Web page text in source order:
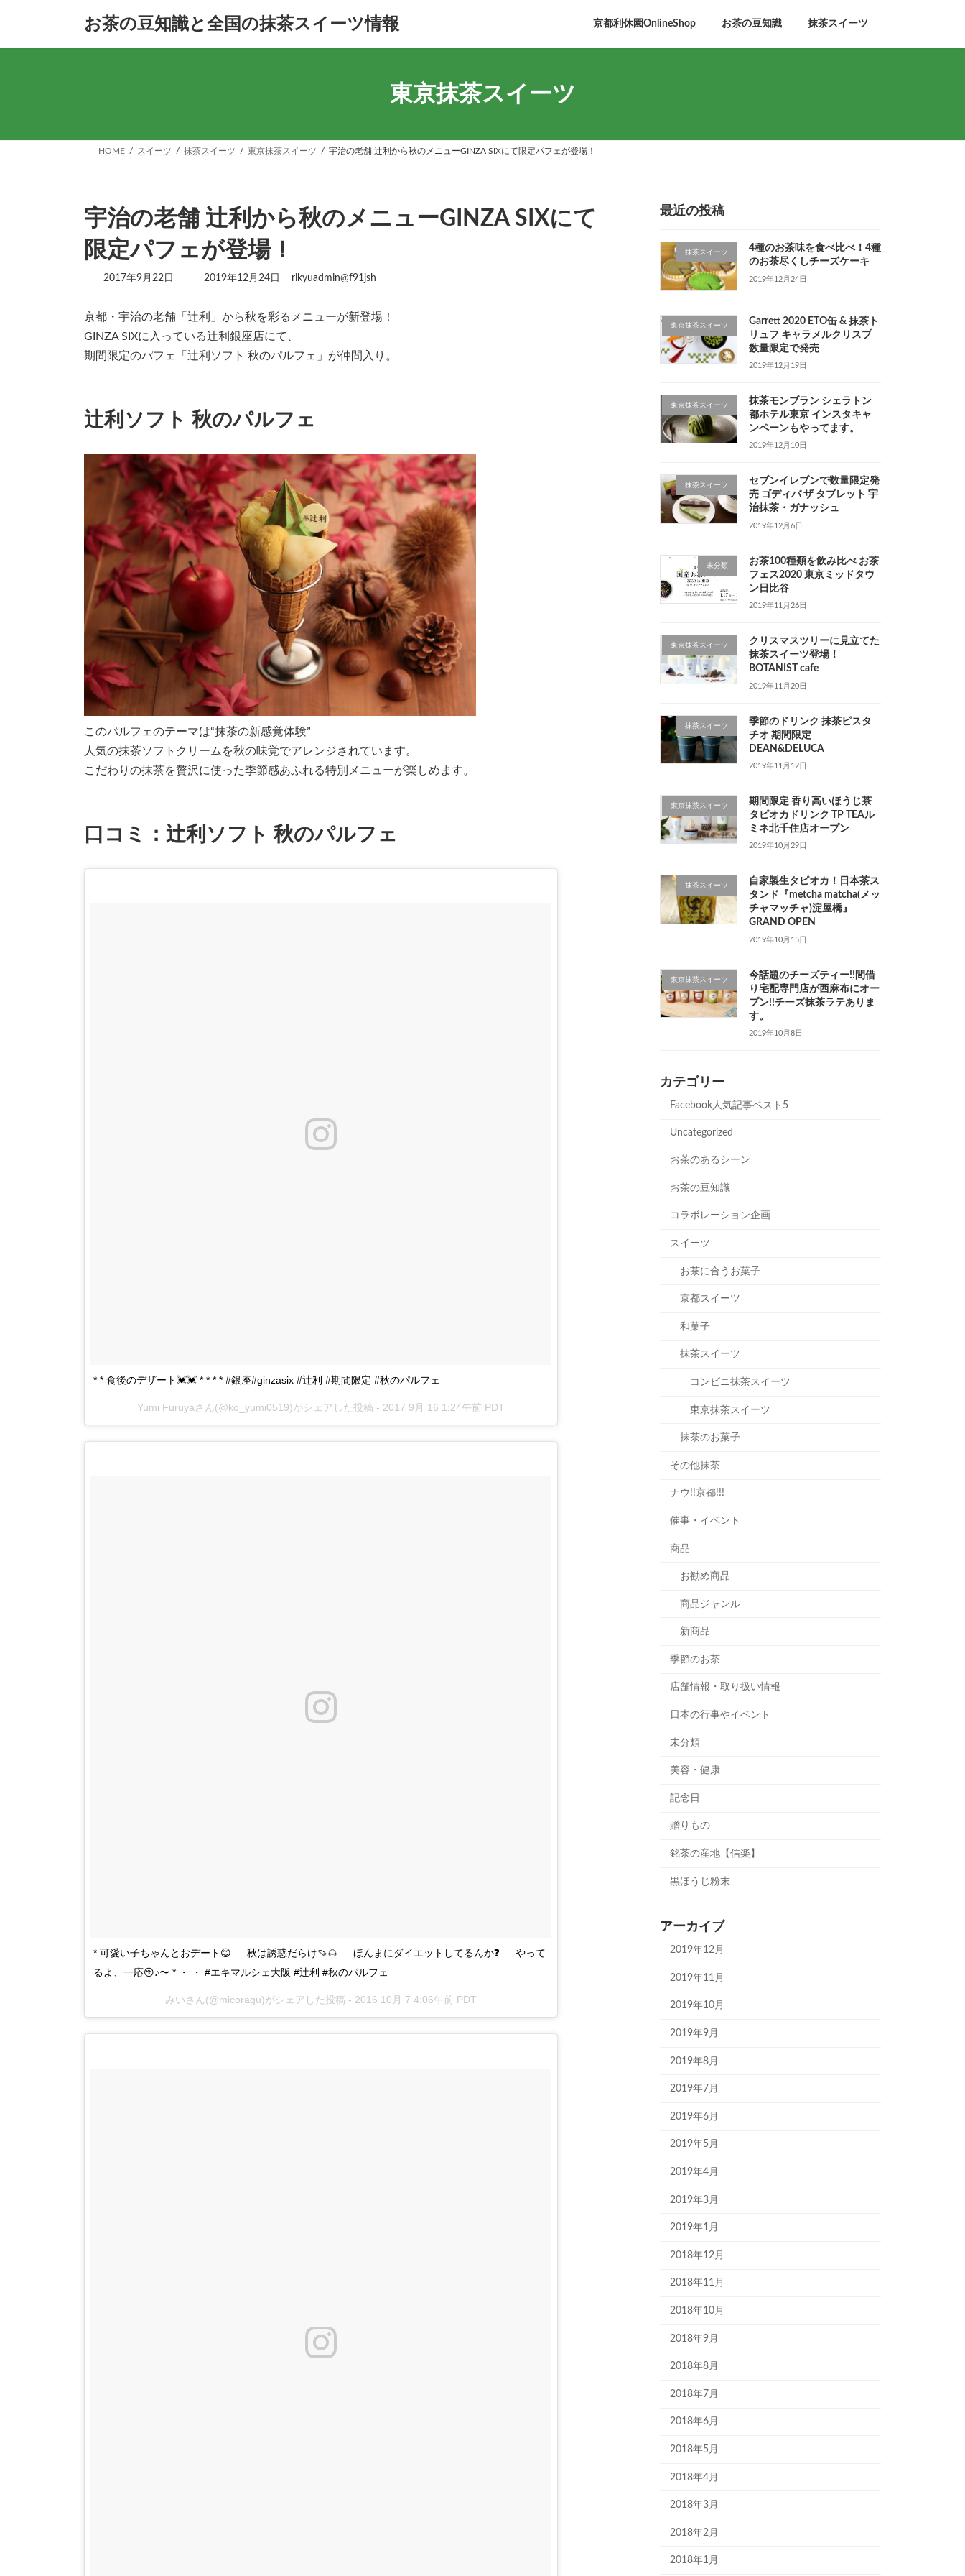
ン
プ
ー
動
お茶の豆知識と全国の抹茶スイーツ情報 京都利休園OnlineShop お茶の豆知識 抹茶スイーツ
東京抹茶スイーツ
HOME スイーツ 抹茶スイーツ 東京抹茶スイーツ 宇治の老舗 辻利から秋のメニューGINZA SIXにて限定パフェが登場！
宇治の老舗 辻利から秋のメニューGINZA SIXにて
限定パフェが登場！
2017年9月22日
最
新
日
時
:
2019年12月24日 rikyuadmin@f91jsh
京都・宇治の老舗「辻利」から秋を彩るメニューが新登場！
GINZA SIXに入っている辻利銀座店にて、
期間限定のパフェ「辻利ソフト 秋のパルフェ」が仲間入り。
辻利ソフト 秋のパルフェ
このパルフェのテーマは“抹茶の新感覚体験”
人気の抹茶ソフトクリームを秋の味覚でアレンジされています。
こだわりの抹茶を贅沢に使った季節感あふれる特別メニューが楽しめます。
口コミ：辻利ソフト 秋のパルフェ
* * 食後のデザート💓💓 * * * * #銀座#ginzasix #辻利 #期間限定 #秋のパルフェ
Yumi Furuyaさん(@ko_yumi0519)がシェアした投稿 - 2017 9月 16 1:24午前 PDT
* 可愛い子ちゃんとおデート😊 … 秋は誘惑だらけ🍠🌰 … ほんまにダイエットしてるんか❓ … やって
るよ、一応😚♪〜 * ・ ・ #エキマルシェ大阪 #辻利 #秋のパルフェ
みいさん(@micoragu)がシェアした投稿 - 2016 10月 7 4:06午前 PDT
最近の投稿
抹茶スイーツ
4種のお茶味を食べ比べ！4種
のお茶尽くしチーズケーキ
2019年12月24日
東京抹茶スイーツ
Garrett 2020 ETO缶 & 抹茶ト
リュフ キャラメルクリスプ
数量限定で発売
2019年12月19日
東京抹茶スイーツ
抹茶モンブラン シェラトン
都ホテル東京 インスタキャ
ンペーンもやってます。
2019年12月10日
抹茶スイーツ
セブンイレブンで数量限定発
売 ゴディバ ザ タブレット 宇
治抹茶・ガナッシュ
2019年12月6日
未分類
お茶100種類を飲み比べ お茶
フェス2020 東京ミッドタウ
ン日比谷
2019年11月26日
東京抹茶スイーツ
クリスマスツリーに見立てた
抹茶スイーツ登場！
BOTANIST cafe
2019年11月20日
抹茶スイーツ
季節のドリンク 抹茶ピスタ
チオ 期間限定
DEAN&DELUCA
2019年11月12日
東京抹茶スイーツ
期間限定 香り高いほうじ茶
タピオカドリンク TP TEAル
ミネ北千住店オープン
2019年10月29日
抹茶スイーツ
自家製生タピオカ！日本茶ス
タンド『metcha matcha(メッ
チャマッチャ)淀屋橋』
GRAND OPEN
2019年10月15日
東京抹茶スイーツ
今話題のチーズティー!!間借
り宅配専門店が西麻布にオー
プン!!チーズ抹茶ラテありま
す。
2019年10月8日
カテゴリー
Facebook人気記事ベスト5
Uncategorized
お茶のあるシーン
お茶の豆知識
コラボレーション企画
スイーツ
お茶に合うお菓子
京都スイーツ
和菓子
抹茶スイーツ
コンビニ抹茶スイーツ
東京抹茶スイーツ
抹茶のお菓子
その他抹茶
ナウ!!京都!!!
催事・イベント
商品
お勧め商品
商品ジャンル
新商品
季節のお茶
店舗情報・取り扱い情報
日本の行事やイベント
未分類
美容・健康
記念日
贈りもの
銘茶の産地【信楽】
黒ほうじ粉末
アーカイブ
2019年12月
2019年11月
2019年10月
2019年9月
2019年8月
2019年7月
2019年6月
2019年5月
2019年4月
2019年3月
2019年1月
2018年12月
2018年11月
2018年10月
2018年9月
2018年8月
2018年7月
2018年6月
2018年5月
2018年4月
2018年3月
2018年2月
2018年1月